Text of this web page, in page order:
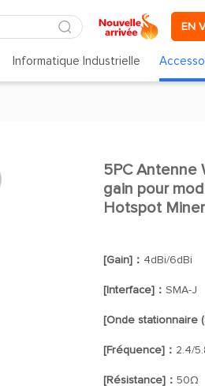
EN
Informatique Industrielle
5PC Antenne
gain pour
Hotspot
[Gain]： 4dBi/6dBi
[Interface]： SMA-J
[Onde stationnaire
[Fréquence]： 2.4/
[Résistance]： 50Ω